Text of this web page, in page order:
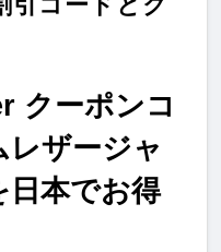
クーポンコ
ザージャ
日本でお得